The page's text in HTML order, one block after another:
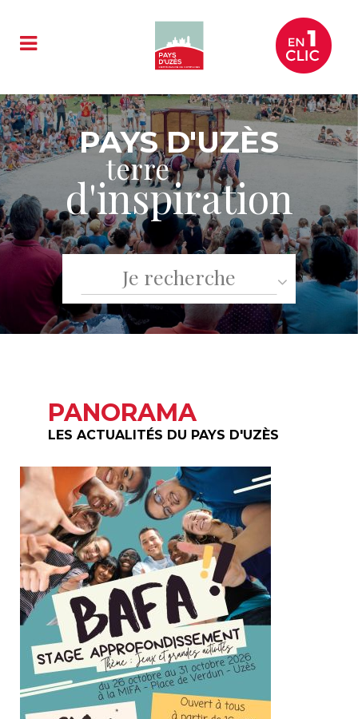
terre
durable
PAYS D'UZÈS
terre
d'inspiration
terre
d’exception
terre
gourmande
terre
où grandir
PANORAMA
LES ACTUALITÉS DU PAYS D'UZÈS